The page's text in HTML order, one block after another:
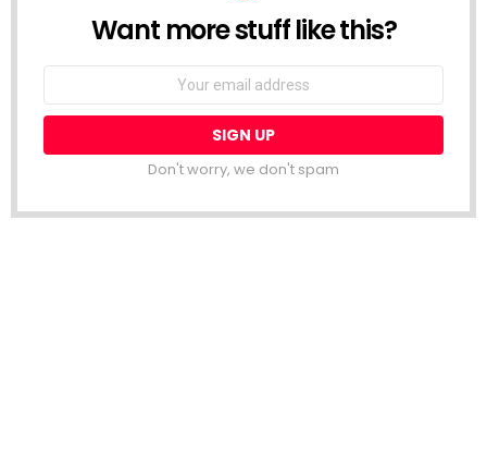
NEWSLETTER
Want more stuff like this?
Email
Don't worry, we don't spam